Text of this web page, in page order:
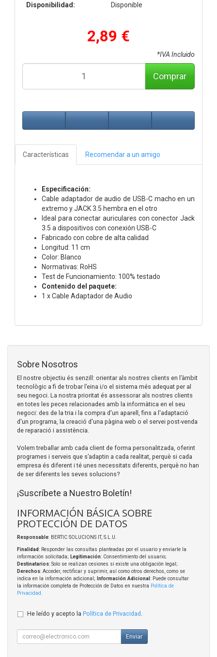
Disponibilidad: Disponible
2,89 €
*IVA Incluido
Comprar
Características Recomendar a un amigo
Especificación:
Cable adaptador de audio de USB-C macho en un
extremo y JACK 3.5 hembra en el otro
Ideal para conectar auriculares con conector Jack
3.5 a dispositivos con conexión USB-C
Fabricado con cobre de alta calidad
Longitud: 11 cm
Color: Blanco
Normativas: RoHS
Test de Funcionamiento: 100% testado
Contenido del paquete:
1 x Cable Adaptador de Audio
Sobre Nosotros
El nostre objectiu és senzill: orientar als nostres clients en l’àmbit
tecnològic a fi de trobar l’eina i/o el sistema més adequat per al
seu negoci. La nostra prioritat és assessorar als nostres clients
en totes les peces relacionades amb la informàtica en el seu
negoci: des de la tria i la compra d'un aparell, fins a l'adaptació
d'un programa, la creació d'una pàgina web o el servei post-venda
de reparació i assistència.
Volem treballar amb cada client de forma personalitzada, oferint
programes i serveis que s’adaptin a cada realitat, perquè si cada
empresa és diferent i té unes necessitats diferents, perquè no han
de ser diferents les seves solucions?
¡Suscríbete a Nuestro Boletín!
INFORMACIÓN BÁSICA SOBRE
PROTECCIÓN DE DATOS
Responsable: BERTIC SOLUCIONS IT, S.L.U.
Finalidad: Responder las consultas planteadas por el usuario y enviarle la
información solicitada; Legitimación: Consentimiento del usuario;
Destinatarios: Solo se realizan cesiones si existe una obligación legal;
Derechos: Acceder, rectificar y suprimir, así como otros derechos, como se
indica en la información adicional;
Información Adicional : Puede consultar
la información completa de Protección de Datos en nuestra Política de
Privacidad
He leído y acepto la Política de Privacidad
Enviar